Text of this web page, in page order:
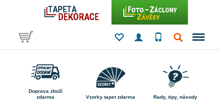
Doprava zboží
zdarma
Vzorky tapet zdarma Rady, tipy, návody